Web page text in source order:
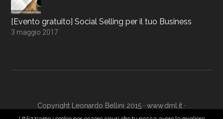
[Evento gratuito] Social Selling per il tuo Business
3 maggio 2017
Copyright Leonardo Bellini 2015 · www.dml.it ·
www.digitalmarketingacademy.it· Login